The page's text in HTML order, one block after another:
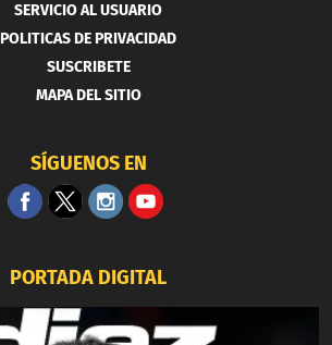
SERVICIO AL USUARIO
POLITICAS DE PRIVACIDAD
SUSCRIBETE
MAPA DEL SITIO
SÍGUENOS EN
PORTADA DIGITAL